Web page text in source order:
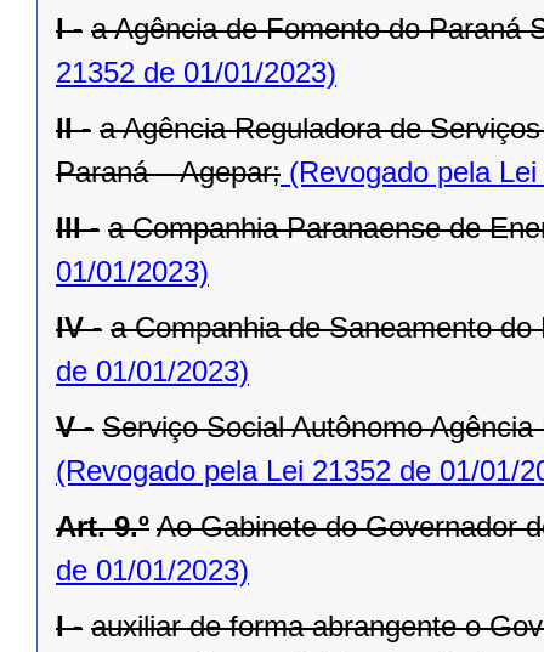
I - a Agência de Fomento do Paraná
21352 de 01/01/2023)
II - a Agência Reguladora de
Paraná – Agepar; (Revogado pela
III - a Companhia Paranaense de
01/01/2023)
IV - a Companhia de Saneamento
de 01/01/2023)
V - Serviço Social Autônomo
(Revogado pela Lei 21352 de 01/01/
Art. 9.º Ao Gabinete do Governador
de 01/01/2023)
I - auxiliar de forma abrangente o